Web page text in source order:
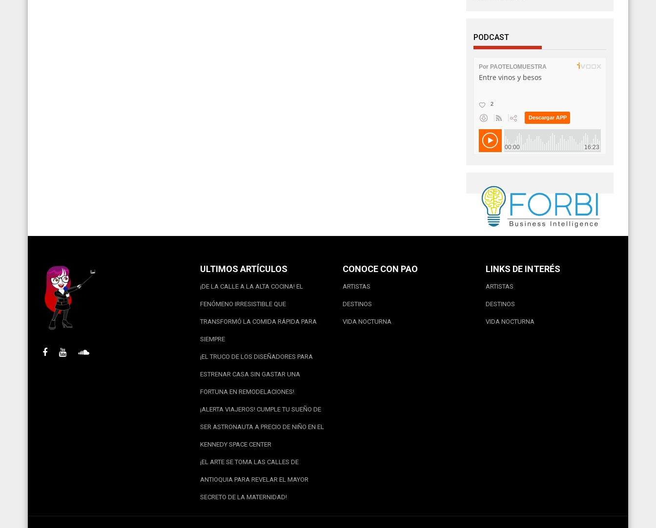
PODCAST
ULTIMOS ARTÍCULOS
¡DE LA CALLE A LA ALTA COCINA! EL
FENÓMENO IRRESISTIBLE QUE
TRANSFORMÓ LA COMIDA RÁPIDA PARA
SIEMPRE
¡EL TRUCO DE LOS DISEÑADORES PARA
ESTRENAR CASA SIN GASTAR UNA
FORTUNA EN REMODELACIONES!
¡ALERTA VIAJEROS! CUMPLE TU SUEÑO DE
SER ASTRONAUTA A PRECIO DE NIÑO EN EL
KENNEDY SPACE CENTER
¡EL ARTE SE TOMA LAS CALLES DE
ANTIOQUIA PARA REVELAR EL MAYOR
SECRETO DE LA MATERNIDAD!
CONOCE CON PAO
ARTISTAS
DESTINOS
VIDA NOCTURNA
LINKS DE INTERÉS
ARTISTAS
DESTINOS
VIDA NOCTURNA